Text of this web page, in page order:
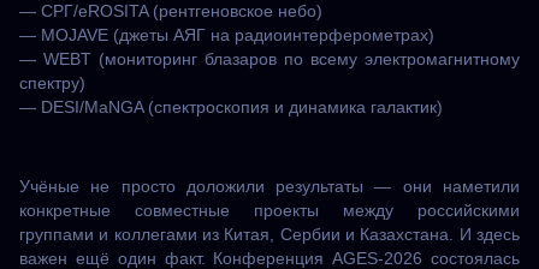
— СРГ/eROSITA (рентгеновское небо)
— MOJAVE (джеты АЯГ на радиоинтерферометрах)
— WEBT (мониторинг блазаров по всему электромагнитному
спектру)
— DESI/MaNGA (спектроскопия и динамика галактик)
Учёные не просто доложили результаты — они наметили
конкретные совместные проекты между российскими
группами и коллегами из Китая, Сербии и Казахстана. И здесь
важен ещё один факт. Конференция AGES-2026 состоялась